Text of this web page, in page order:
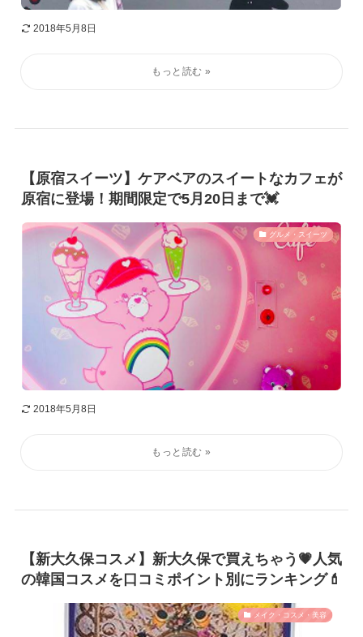
2018年5月8日
【原宿スイーツ】ケアベアのスイートなカフェが
原宿に登場！期間限定で5月20日まで💓
グルメ・スイーツ
2018年5月8日
【新大久保コスメ】新大久保で買えちゃう💗人気
の韓国コスメを口コミポイント別にランキング💄
メイク・コスメ・美容